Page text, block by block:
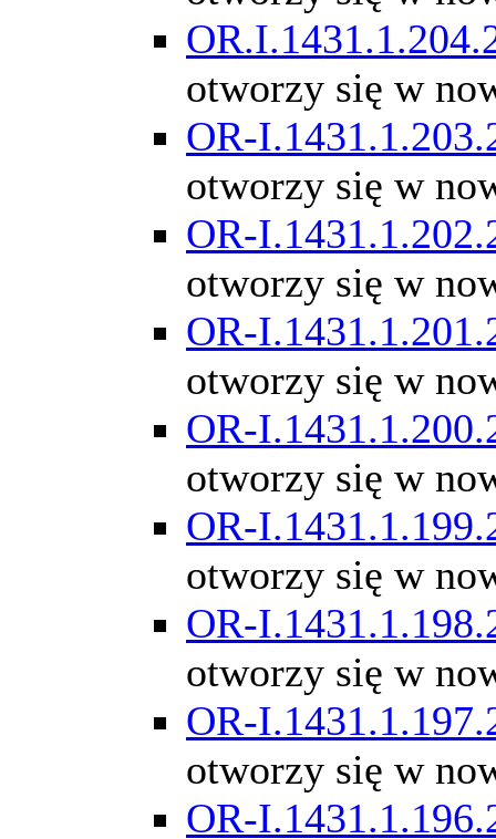
otworzy się w
OR-
otworzy się w
OR-
otworzy się w
OR-
otworzy się w
OR-
otworzy się w
OR-
otworzy się w
OR-
otworzy się w
OR-
otworzy się w
OR-